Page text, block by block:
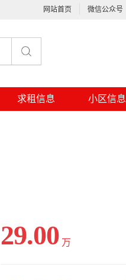
网站首页 微信公众号
求租信息 小区信息
29.00 万